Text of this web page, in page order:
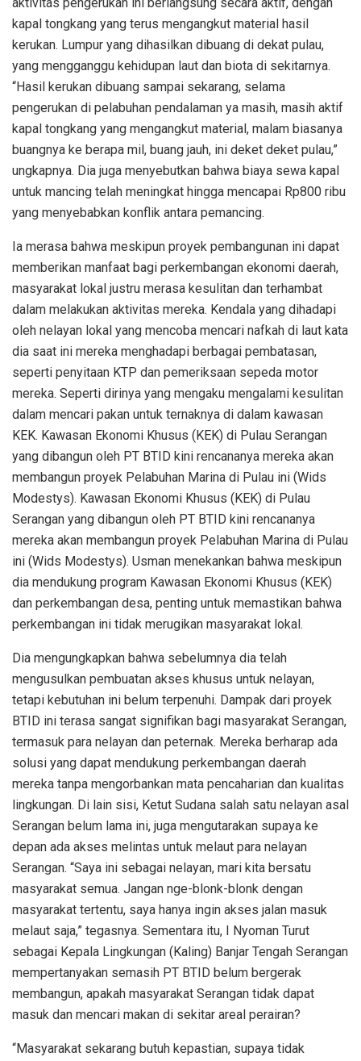
kapal tongkang yang terus mengangkut material hasil
kerukan. Lumpur yang dihasilkan dibuang di dekat pulau,
yang mengganggu kehidupan laut dan biota di sekitarnya.
“Hasil kerukan dibuang sampai sekarang, selama
pengerukan di pelabuhan pendalaman ya masih, masih aktif
kapal tongkang yang mengangkut material, malam biasanya
buangnya ke berapa mil, buang jauh, ini deket deket pulau,”
ungkapnya. Dia juga menyebutkan bahwa biaya sewa kapal
untuk mancing telah meningkat hingga mencapai Rp800 ribu
yang menyebabkan konflik antara pemancing.
Ia merasa bahwa meskipun proyek pembangunan ini dapat
memberikan manfaat bagi perkembangan ekonomi daerah,
masyarakat lokal justru merasa kesulitan dan terhambat
dalam melakukan aktivitas mereka. Kendala yang dihadapi
oleh nelayan lokal yang mencoba mencari nafkah di laut kata
dia saat ini mereka menghadapi berbagai pembatasan,
seperti penyitaan KTP dan pemeriksaan sepeda motor
mereka. Seperti dirinya yang mengaku mengalami kesulitan
dalam mencari pakan untuk ternaknya di dalam kawasan
KEK. Kawasan Ekonomi Khusus (KEK) di Pulau Serangan
yang dibangun oleh PT BTID kini rencananya mereka akan
membangun proyek Pelabuhan Marina di Pulau ini (Wids
Modestys). Kawasan Ekonomi Khusus (KEK) di Pulau
Serangan yang dibangun oleh PT BTID kini rencananya
mereka akan membangun proyek Pelabuhan Marina di Pulau
ini (Wids Modestys). Usman menekankan bahwa meskipun
dia mendukung program Kawasan Ekonomi Khusus (KEK)
dan perkembangan desa, penting untuk memastikan bahwa
perkembangan ini tidak merugikan masyarakat lokal.
Dia mengungkapkan bahwa sebelumnya dia telah
mengusulkan pembuatan akses khusus untuk nelayan,
tetapi kebutuhan ini belum terpenuhi. Dampak dari proyek
BTID ini terasa sangat signifikan bagi masyarakat Serangan,
termasuk para nelayan dan peternak. Mereka berharap ada
solusi yang dapat mendukung perkembangan daerah
mereka tanpa mengorbankan mata pencaharian dan kualitas
lingkungan. Di lain sisi, Ketut Sudana salah satu nelayan asal
Serangan belum lama ini, juga mengutarakan supaya ke
depan ada akses melintas untuk melaut para nelayan
Serangan. “Saya ini sebagai nelayan, mari kita bersatu
masyarakat semua. Jangan nge-blonk-blonk dengan
masyarakat tertentu, saya hanya ingin akses jalan masuk
melaut saja,” tegasnya. Sementara itu, I Nyoman Turut
sebagai Kepala Lingkungan (Kaling) Banjar Tengah Serangan
mempertanyakan semasih PT BTID belum bergerak
membangun, apakah masyarakat Serangan tidak dapat
masuk dan mencari makan di sekitar areal perairan?
“Masyarakat sekarang butuh kepastian, supaya tidak